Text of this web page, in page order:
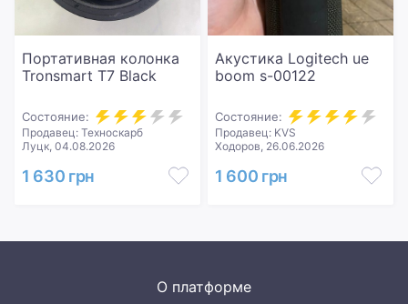
Портативная колонка
Tronsmart T7 Black
Состояние:
Продавец: Техноскарб
Луцк, 04.08.2026
1 630 грн
Акустика Logitech ue
boom s-00122
Состояние:
Продавец: KVS
Ходоров, 26.06.2026
1 600 грн
О платформе